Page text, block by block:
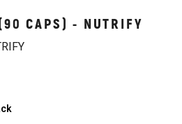
CAPS) - NUTRIFY